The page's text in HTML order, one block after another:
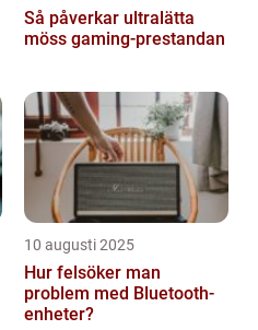
Så påverkar ultralätta
möss gaming-prestandan
10 augusti 2025
Hur felsöker man
problem med Bluetooth-
enheter?